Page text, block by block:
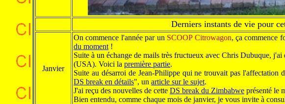
Derniers instants de vie pour
Janvier
On commence l'année par un SCOOP Citrowagon, ça commence
du moment !
Suite à un échange de mails très fructueux avec Chris Dubuque,
(USA). Voici la première partie.
Suite au désarroi de Jean-Philippe qui ne trouvait pas
DS break en détails", un article sur le sujet.
J'ai reçu des nouvelles de cette DS break du Zimbabwe présenté le
Bien entendu, comme chaque mois de janvier, je vous invite à